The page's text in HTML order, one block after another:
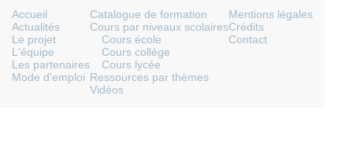
Accueil
Actualités
Le projet
L'équipe
Les partenaires
Mode d'emploi
Catalogue de formation
Cours par niveaux scolaires
Cours école
Cours collège
Cours lycée
Ressources par thèmes
Vidéos
Mentions légales
Crédits
Contact